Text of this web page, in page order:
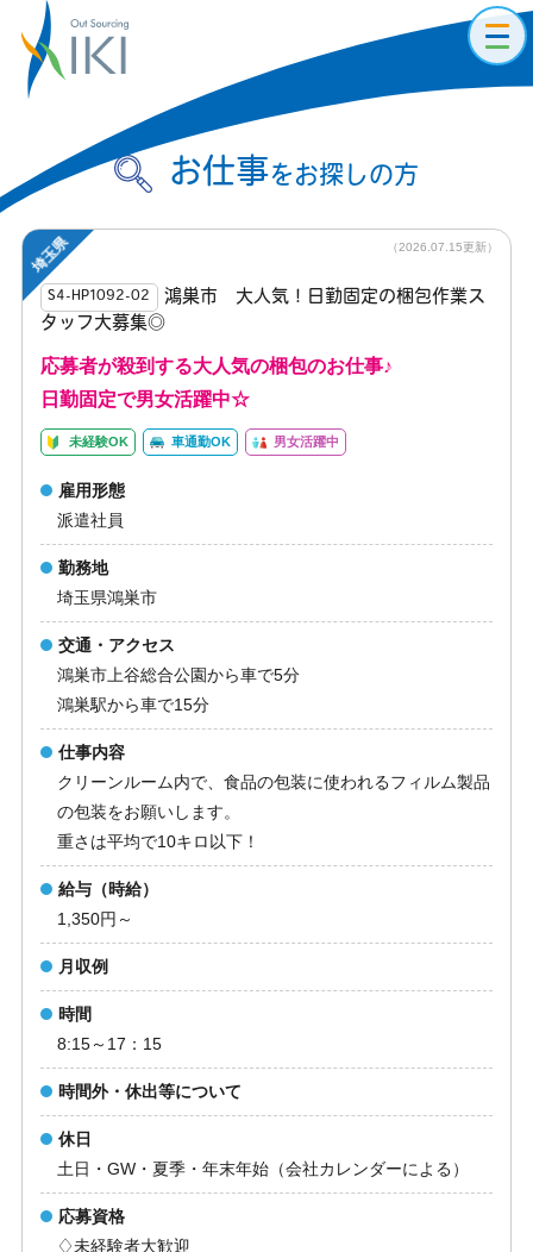
お仕事をお探しの方
S4-HP1092-02
鴻巣市 大人気！日勤固定の梱包作業ス
タッフ大募集◎
応募者が殺到する大人気の梱包のお仕事♪
日勤固定で男女活躍中☆
未経験OK 車通勤OK 男女活躍中
雇用形態
派遣社員
勤務地
埼玉県鴻巣市
交通・アクセス
鴻巣市上谷総合公園から車で5分
鴻巣駅から車で15分
仕事内容
クリーンルーム内で、食品の包装に使われるフィルム製品
の包装をお願いします。
重さは平均で10キロ以下！
給与（時給）
1,350円～
月収例
時間
8:15～17：15
時間外・休出等について
休日
土日・GW・夏季・年末年始（会社カレンダーによる）
応募資格
♢未経験者大歓迎
（2026.07.15更新）
埼玉県